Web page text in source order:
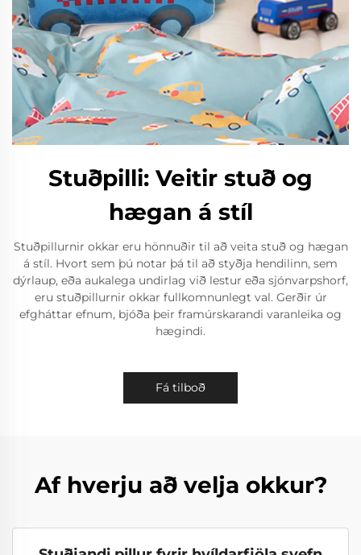
Stuðpilli: Veitir stuð og
hægan á stíl
Stuðpillurnir okkar eru hönnuðir til að veita stuð og hægan
á stíl. Hvort sem þú notar þá til að styðja hendilinn, sem
dýrlaup, eða aukalega undirlag við lestur eða sjónvarpshorf,
eru stuðpillurnir okkar fullkomnunlegt val. Gerðir úr
efgháttar efnum, bjóða þeir framúrskarandi varanleika og
hægindi.
Fá tilboð
Af hverju að velja okkur?